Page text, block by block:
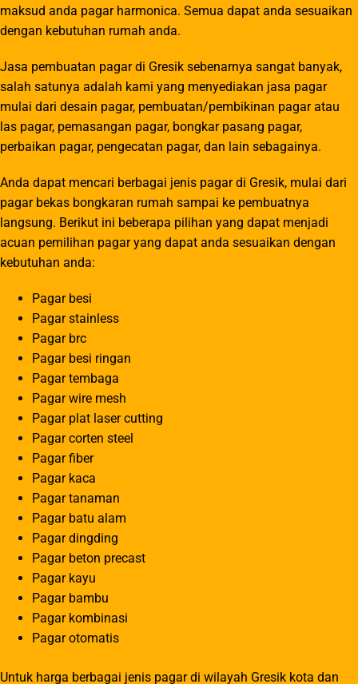
maksud anda pagar harmonica. Semua dapat anda sesuaikan
dengan kebutuhan rumah anda.
Jasa pembuatan pagar di Gresik sebenarnya sangat banyak,
salah satunya adalah kami yang menyediakan jasa pagar
mulai dari desain pagar, pembuatan/pembikinan pagar atau
las pagar, pemasangan pagar, bongkar pasang pagar,
perbaikan pagar, pengecatan pagar, dan lain sebagainya.
Anda dapat mencari berbagai jenis pagar di Gresik, mulai dari
pagar bekas bongkaran rumah sampai ke pembuatnya
langsung. Berikut ini beberapa pilihan yang dapat menjadi
acuan pemilihan pagar yang dapat anda sesuaikan dengan
kebutuhan anda:
Pagar besi
Pagar stainless
Pagar brc
Pagar besi ringan
Pagar tembaga
Pagar wire mesh
Pagar plat laser cutting
Pagar corten steel
Pagar fiber
Pagar kaca
Pagar tanaman
Pagar batu alam
Pagar dingding
Pagar beton precast
Pagar kayu
Pagar bambu
Pagar kombinasi
Pagar otomatis
Untuk harga berbagai jenis pagar di wilayah Gresik kota dan